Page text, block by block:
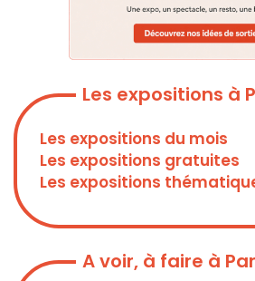
Les expositions à
Les expositions du mois
Les expositions gratuites
Les expositions
A voir, à faire à